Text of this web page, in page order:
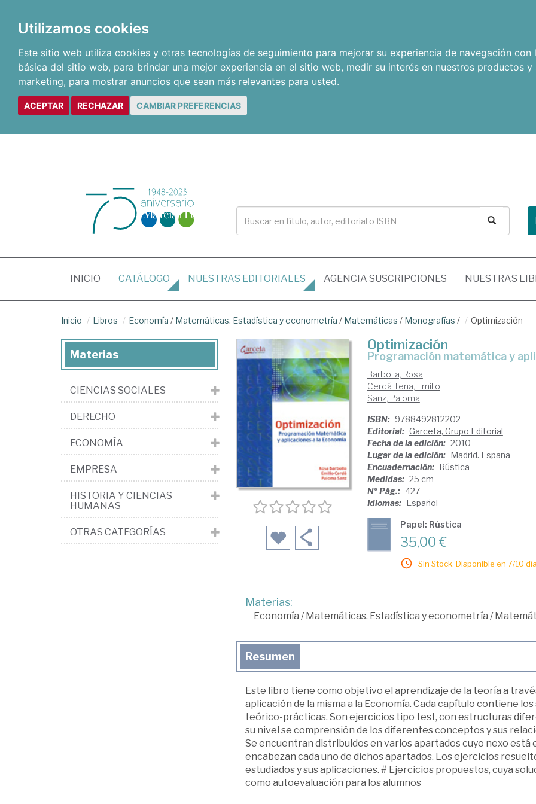
Utilizamos cookies
Este sitio web utiliza cookies y otras tecnologías de seguimiento para mejorar su experiencia de navegación
básica del sitio web, para brindar una mejor experiencia en el sitio web, medir su interés en nuestros productos
marketing, para mostrar anuncios que sean más relevantes para usted.
ACEPTAR RECHAZAR CAMBIAR PREFERENCIAS
INICIO (CURRENT)
CATÁLOGO NUESTRAS EDITORIALES AGENCIA SUSCRIPCIONES NUESTRAS
Inicio Libros Economía / Matemáticas. Estadística y econometría / Matemáticas / Monografías / Optimización
Optimización
programación matemática y
Barbolla, Rosa
Cerdá Tena, Emilio
Sanz, Paloma
ISBN: 9788492812202
Editorial: Garceta, Grupo Editorial
Fecha de la edición: 2010
Lugar de la edición: Madrid. España
Encuadernación: Rústica
Medidas: 25 cm
Nº Pág.: 427
Idiomas: Español
Papel: Rústica
35,00 €
Sin Stock. Disponible en 7/10
Materias:
Economía /Matemáticas. Estadística y econometría /
Resumen
Este libro tiene como objetivo el aprendizaje de la teoría a
aplicación de la misma a la Economía. Cada capítulo contiene
teórico-prácticas. Son ejercicios tipo test, con estructuras
su nivel se comprensión de los diferentes conceptos y sus
Se encuentran distribuidos en varios apartados cuyo nexo
encabezan cada uno de dichos apartados. Los ejercicios
estudiados y sus aplicaciones. # Ejercicios propuestos, cuya
como autoevaluación para los alumnos
Materias
CIENCIAS SOCIALES
DERECHO
ECONOMÍA
EMPRESA
HISTORIA Y CIENCIAS
HUMANAS
OTRAS CATEGORÍAS